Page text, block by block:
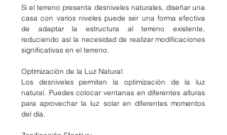
Si el terreno presenta desniveles naturales, diseñar una
casa con varios niveles puede ser una forma efectiva
de adaptar la estructura al terreno existente,
reduciendo así la necesidad de realizar modificaciones
significativas en el terreno.
Optimización de la Luz Natural:
Los desniveles permiten la optimización de la luz
natural. Puedes colocar ventanas en diferentes alturas
para aprovechar la luz solar en diferentes momentos
del día.